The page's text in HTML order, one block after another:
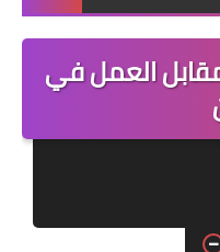
عمل داخل سوريا
فرص عمل في العراق
العمل في